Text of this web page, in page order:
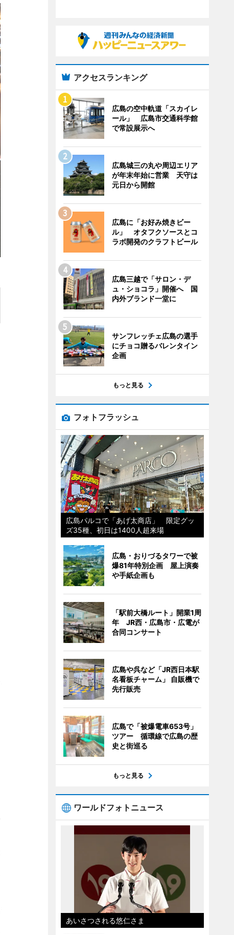
アクセスランキング
広島の空中軌道「スカイレ
ール」 広島市交通科学館
で常設展示へ
広島城三の丸や周辺エリア
が年末年始に営業 天守は
元日から開館
広島に「お好み焼きビー
ル」 オタフクソースとコ
ラボ開発のクラフトビール
広島三越で「サロン・デ
ュ・ショコラ」開催へ 国
内外ブランド一堂に
サンフレッチェ広島の選手
にチョコ贈るバレンタイン
企画
もっと見る
フォトフラッシュ
広島パルコで「あげ太商店」 限定グッ
ズ35種、初日は1400人超来場
広島・おりづるタワーで被
爆81年特別企画 屋上演奏
や手紙企画も
「駅前大橋ルート」開業1周
年 JR西・広島市・広電が
合同コンサート
広島や呉など「JR西日本駅
名看板チャーム」 自販機で
先行販売
広島で「被爆電車653号」
ツアー 循環線で広島の歴
史と街巡る
もっと見る
ワールドフォトニュース
あいさつされる悠仁さま